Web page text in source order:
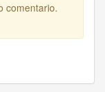
comentario.